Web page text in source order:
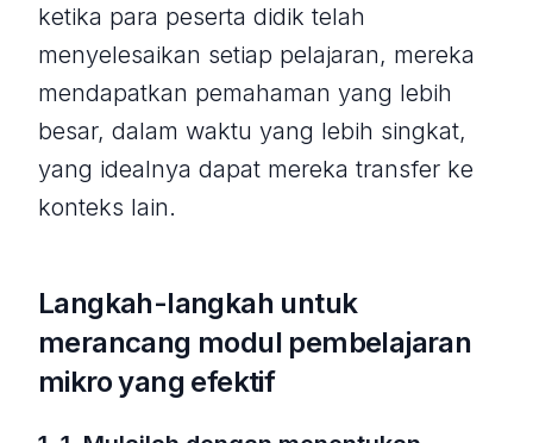
ketika para peserta didik telah
menyelesaikan setiap pelajaran, mereka
mendapatkan pemahaman yang lebih
besar, dalam waktu yang lebih singkat,
yang idealnya dapat mereka transfer ke
konteks lain.
Langkah-langkah untuk
merancang modul pembelajaran
mikro yang efektif